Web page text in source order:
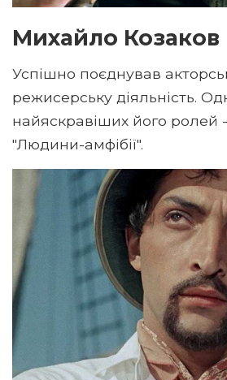
Михайло Козаков
Успішно поєднував
режисерську діяльність.
найяскравіших його ролей
"Людини-амфібії".